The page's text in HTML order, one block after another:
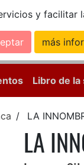
y facilitar
más
Libro de la
LA
LA